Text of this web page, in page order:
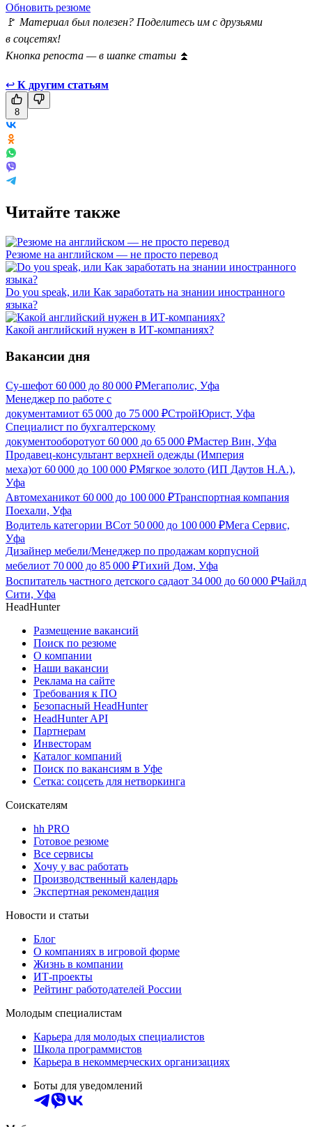
Обновить резюме
🚩 Материал был полезен? Поделитесь им с друзьями
в соцсетях!
Кнопка репоста — в шапке статьи ⏫
↩ К другим статьям
8
Читайте также
Резюме на английском — не просто перевод
Do you speak, или Как заработать на знании иностранного
языка?
Какой английский нужен в ИТ-компаниях?
Вакансии дня
Су-шефот 60 000 до 80 000 ₽Мегаполис, Уфа
Менеджер по работе с
документамиот 65 000 до 75 000 ₽СтройЮрист, Уфа
Специалист по бухгалтерскому
документооборотуот 60 000 до 65 000 ₽Мастер Вин, Уфа
Продавец-консультант верхней одежды (Империя
меха)от 60 000 до 100 000 ₽Мягкое золото (ИП Даутов Н.А.),
Уфа
Автомеханикот 60 000 до 100 000 ₽Транспортная компания
Поехали, Уфа
Водитель категории ВСот 50 000 до 100 000 ₽Мега Сервис,
Уфа
Дизайнер мебели/Менеджер по продажам корпусной
мебелиот 70 000 до 85 000 ₽Тихий Дом, Уфа
Воспитатель частного детского садаот 34 000 до 60 000 ₽Чайлд
Сити, Уфа
HeadHunter
Размещение вакансий
Поиск по резюме
О компании
Наши вакансии
Реклама на сайте
Требования к ПО
Безопасный HeadHunter
HeadHunter API
Партнерам
Инвесторам
Каталог компаний
Поиск по вакансиям в Уфе
Сетка: соцсеть для нетворкинга
Соискателям
hh PRO
Готовое резюме
Все сервисы
Хочу у вас работать
Производственный календарь
Экспертная рекомендация
Новости и статьи
Блог
О компаниях в игровой форме
Жизнь в компании
ИТ-проекты
Рейтинг работодателей России
Молодым специалистам
Карьера для молодых специалистов
Школа программистов
Карьера в некоммерческих организациях
Боты для уведомлений